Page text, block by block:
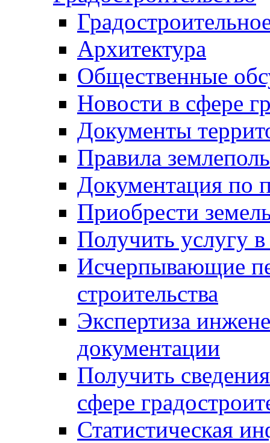
Архитектура
Общественные
Новости в сфере
Документы
Правила
Документация по
Приобрести
Получить услугу в
Исчерпывающие
строительства
Экспертиза
документации
Получить
сфере
Статистическая